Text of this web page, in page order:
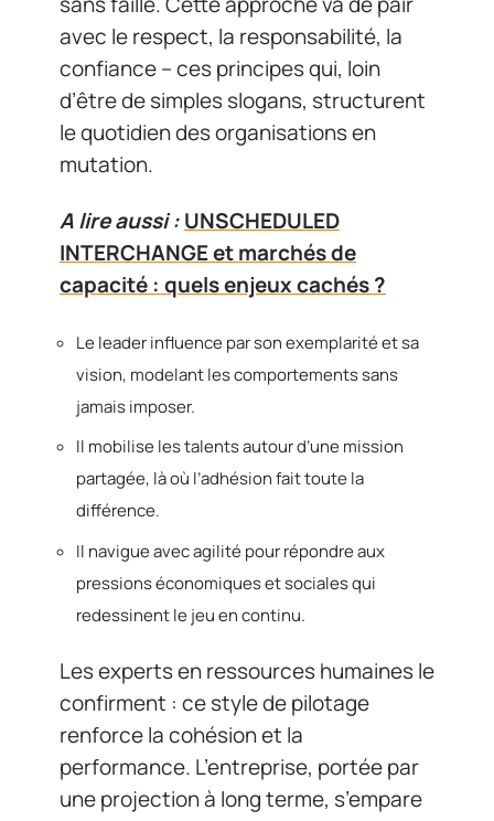
avec le respect, la responsabilité, la
confiance – ces principes qui, loin
d’être de simples slogans, structurent
le quotidien des organisations en
mutation.
A lire aussi :UNSCHEDULED
INTERCHANGE et marchés de
capacité : quels enjeux cachés ?
Le leader influence par son exemplarité et sa
vision, modelant les comportements sans
jamais imposer.
Il mobilise les talents autour d’une mission
partagée, là où l’adhésion fait toute la
différence.
Il navigue avec agilité pour répondre aux
pressions économiques et sociales qui
redessinent le jeu en continu.
Les experts en ressources humaines le
confirment : ce style de pilotage
renforce la cohésion et la
performance. L’entreprise, portée par
une projection à long terme, s’empare